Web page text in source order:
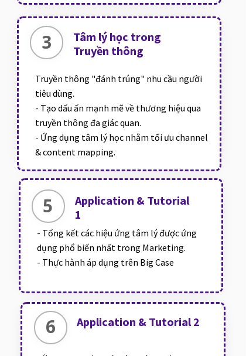
Application & Tutorial 2
6
Tâm lý học trong
Truyền thông
Truyền thông "đánh trúng" nhu cầu người
tiêu dùng.
- Tạo dấu ấn mạnh mẽ về thương hiệu qua
truyền thông đa giác quan.
- Ứng dụng tâm lý học nhằm tối ưu channel
& content mapping.
3
Application & Tutorial
1
- Tổng kết các hiệu ứng tâm lý được ứng
dụng phổ biến nhất trong Marketing.
- Thực hành áp dụng trên Big Case
5